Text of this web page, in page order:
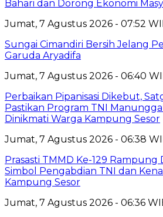
Bahari dan Dorong Ekonomi
Jumat, 7 Agustus 2026 - 07:52
Sungai Cimandiri Bersih Jelang
Garuda Aryadifa
Jumat, 7 Agustus 2026 - 06:40
Perbaikan Pipanisasi Dikebut,
Pastikan Program TNI
Dinikmati Warga Kampung Sesor
Jumat, 7 Agustus 2026 - 06:38
Prasasti TMMD Ke-129
Simbol Pengabdian TNI dan
Kampung Sesor
Jumat, 7 Agustus 2026 - 06:36